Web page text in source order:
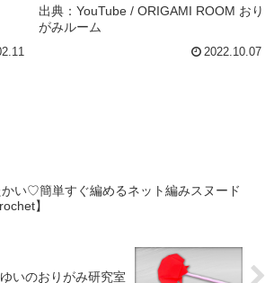
が
りがみルーム
出典：YouTube / ORIGAMI ROOM おり
がみルーム
2022.10.07
い♡簡単すぐ編めるネット編みスヌード
】
いのおりがみ研究室